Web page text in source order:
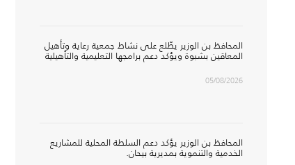
المحافظ بن الوزير يطّلع على نشاط جمعية رعاية وتأهيل
المعاقين بشبوة ويؤكد دعم برامجها التعليمية والتأهيلية
05/08/2026
المحافظ بن الوزير يؤكد دعم السلطة المحلية للمشاريع
الخدمية والتنموية بمديرية بيحان.